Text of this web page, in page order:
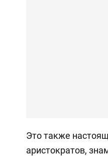
Это также
аристократов,